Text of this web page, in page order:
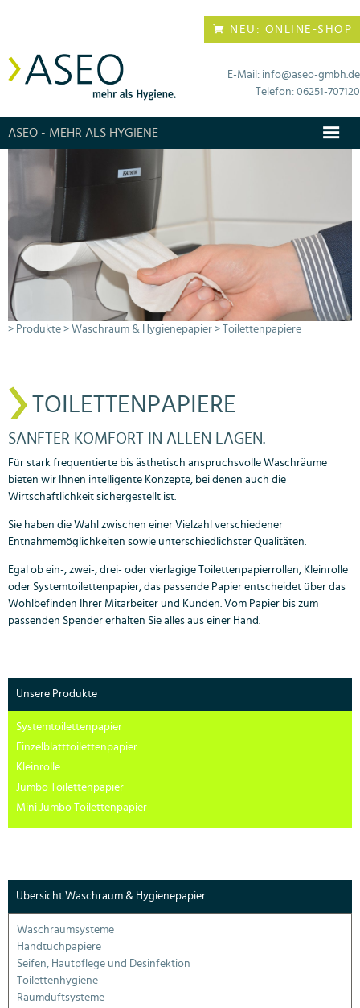
NEU: ONLINE-SHOP
E-Mail: info@aseo-gmbh.de
Telefon: 06251-707120
ASEO - MEHR ALS HYGIENE
> Produkte > Waschraum & Hygienepapier > Toilettenpapiere
TOILETTENPAPIERE
SANFTER KOMFORT IN ALLEN LAGEN.
Für stark frequentierte bis ästhetisch anspruchsvolle Waschräume
bieten wir Ihnen intelligente Konzepte, bei denen auch die
Wirtschaftlichkeit sichergestellt ist.
Sie haben die Wahl zwischen einer Vielzahl verschiedener
Entnahmemöglichkeiten sowie unterschiedlichster Qualitäten.
Egal ob ein-, zwei-, drei- oder vierlagige Toilettenpapierrollen, Kleinrolle
oder Systemtoilettenpapier, das passende Papier entscheidet über das
Wohlbefinden Ihrer Mitarbeiter und Kunden. Vom Papier bis zum
passenden Spender erhalten Sie alles aus einer Hand.
Unsere Produkte
Systemtoilettenpapier
Einzelblatttoilettenpapier
Kleinrolle
Jumbo Toilettenpapier
Mini Jumbo Toilettenpapier
Übersicht Waschraum & Hygienepapier
Waschraumsysteme
Handtuchpapiere
Seifen, Hautpflege und Desinfektion
Toilettenhygiene
Raumduftsysteme